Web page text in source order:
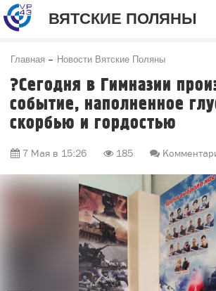
ВЯТСКИЕ ПОЛЯНЫ
Главная Новости Вятские Поляны
?Сегодня в Гимназии
событие, наполненное
скорбью и гордостью
7 Мая в 15:26 185